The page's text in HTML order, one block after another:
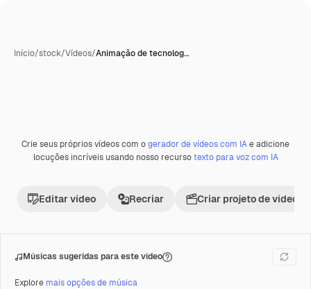
Início/stock/Vídeos/Animação de tecnolog…
Premium
Crie seus próprios vídeos com ogerador de vídeos com IAe adicione
locuções incríveis usando nosso recursotexto para voz com IA
Editar vídeo Recriar Criar projeto de vídeo
Músicas sugeridas para este vídeo
Explore mais opções de música